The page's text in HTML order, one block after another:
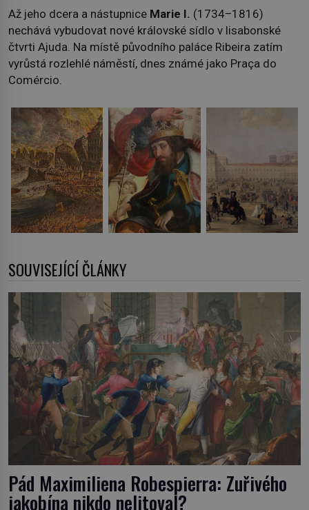
Až jeho dcera a nástupnice Marie I. (1734–1816)
nechává vybudovat nové královské sídlo v lisabonské
čtvrti Ajuda. Na místě původního paláce Ribeira zatím
vyrůstá rozlehlé náměstí, dnes známé jako Praça do
Comércio.
SOUVISEJÍCÍ ČLÁNKY
Pád Maximiliena Robespierra: Zuřivého
jakobína nikdo nelitoval?